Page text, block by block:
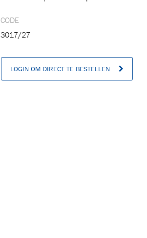
CODE
3017/27
LOGIN OM DIRECT TE BESTELLEN